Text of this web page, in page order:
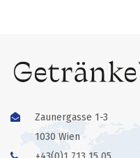
Zaunergasse 1-3
1030 Wien